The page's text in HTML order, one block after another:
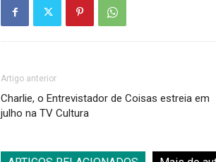
Artigo anterior
Charlie, o Entrevistador de Coisas estreia em
julho na TV Cultura